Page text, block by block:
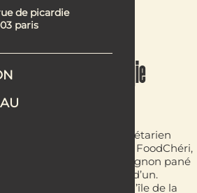
de picardie
paris
change du tradiveggie
dans ce restaurant végétarien
par trois ex de chez FoodChéri,
tradiveggie. Le champignon pané
rave en blufferont plus d’un.
couverts donnant sur l’île de la